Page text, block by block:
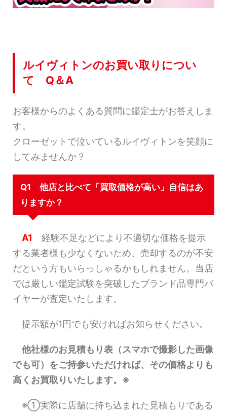
ルイヴィトンのお買い取りについ
て Q＆A
お客様からのよくある質問に鑑定士がお答えしま
す。
クローゼットで泣いているルイヴィトンを笑顔に
してみませんか？
Q1 他店と比べて「買取価格が高い」自信はあ
りますか？
A1 経験不足などにより不適切な価格を提示
する業者様も少なくないため、売却するのが不安
だという方もいらっしゃるかもしれません。当店
では厳しい鑑定試験を突破したブランド品専門バ
イヤーが査定いたします。
提示額が1円でも安ければお知らせください。
他社様のお見積もり表（スマホで撮影した画像
でも可）をご持参いただければ、その価格よりも
高くお買取りいたします。※
※①実際に店舗に持ち込まれた見積もりである